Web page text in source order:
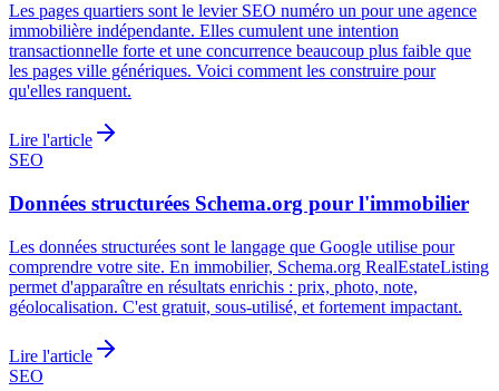
Les pages quartiers sont le levier SEO numéro un pour une agence
immobilière indépendante. Elles cumulent une intention
transactionnelle forte et une concurrence beaucoup plus faible que
les pages ville génériques. Voici comment les construire pour
qu'elles ranquent.
Lire l'article
SEO
Données structurées Schema.org pour l'immobilier
Les données structurées sont le langage que Google utilise pour
comprendre votre site. En immobilier, Schema.org RealEstateListing
permet d'apparaître en résultats enrichis : prix, photo, note,
géolocalisation. C'est gratuit, sous-utilisé, et fortement impactant.
Lire l'article
SEO